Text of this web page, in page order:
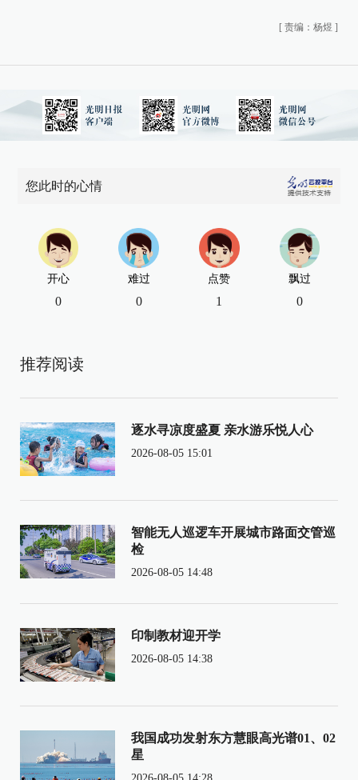
[ 责编：杨煜 ]
您此时的心情
开心
0
难过
0
点赞
1
飘过
0
推荐阅读
逐水寻凉度盛夏 亲水游乐悦人心
2026-08-05 15:01
智能无人巡逻车开展城市路面交管巡
检
2026-08-05 14:48
印制教材迎开学
2026-08-05 14:38
我国成功发射东方慧眼高光谱01、02
星